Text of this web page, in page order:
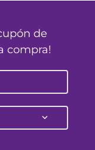
de
compra!